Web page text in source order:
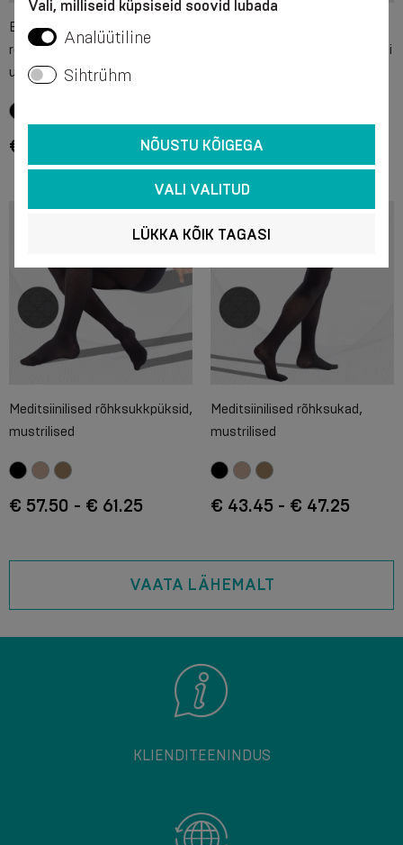
Elastsed meditsiinilised
rõhksukad, eriti pehmed,
unisex. Pehme
€ 43.95 - € 50.30
kompressioonpõlvesukad, eriti
€ 30.75 - € 34.05
Meditsiinilised rõhksukkpüksid,
mustrilised
€ 57.50 - € 61.25
Meditsiinilised rõhksukad,
mustrilised
€ 43.45 - € 47.25
VAATA LÄHEMALT
KLIENDITEENINDUS
Vali, milliseid küpsiseid soovid lubada
Analüütiline
Sihtrühm
NÕUSTU KÕIGEGA
VALI VALITUD
LÜKKA KÕIK TAGASI